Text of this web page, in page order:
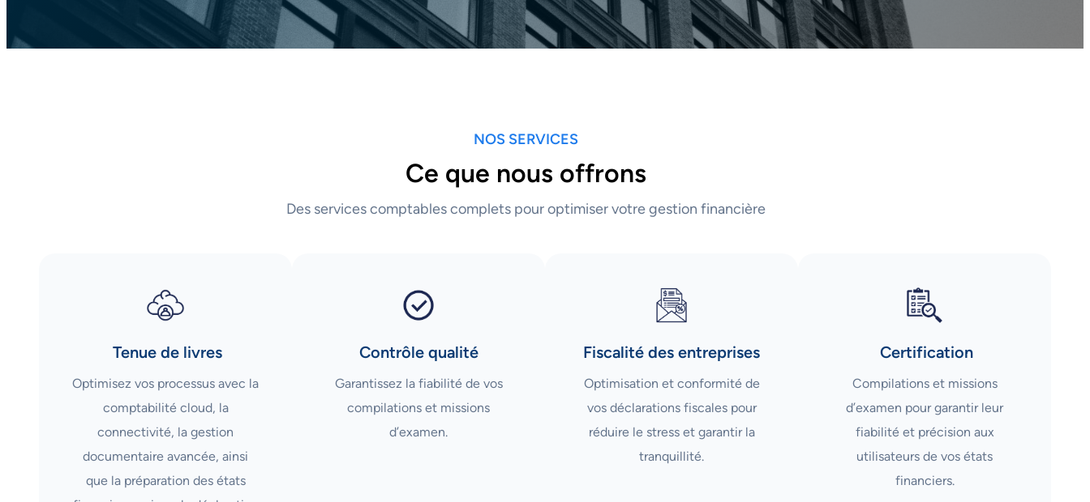
NOS SERVICES
Ce que nous offrons
Des services comptables complets pour optimiser votre gestion financière
Tenue de livres
Optimisez vos processus avec la
comptabilité cloud, la
connectivité, la gestion
documentaire avancée, ainsi
que la préparation des états
Contrôle qualité
Garantissez la fiabilité de vos
compilations et missions
d’examen.
Fiscalité des entreprises
Optimisation et conformité de
vos déclarations fiscales pour
réduire le stress et garantir la
tranquillité.
Certification
Compilations et missions
d’examen pour garantir leur
fiabilité et précision aux
utilisateurs de vos états
financiers.